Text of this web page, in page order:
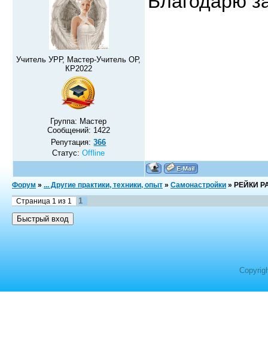
Учитель УРР, Мастер-Учитель ОР,
КР2022
Группа: Мастер
Сообщений: 1422
Репутация:366
Статус:Offline
Форум » ... Другие практики, техники, опыт » Самонастройки » РЕЙКИ
Страница 1 из 1 1